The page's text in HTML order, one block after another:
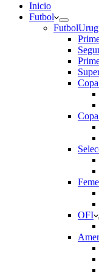
Inicio
Futbol
Futbol
OFI